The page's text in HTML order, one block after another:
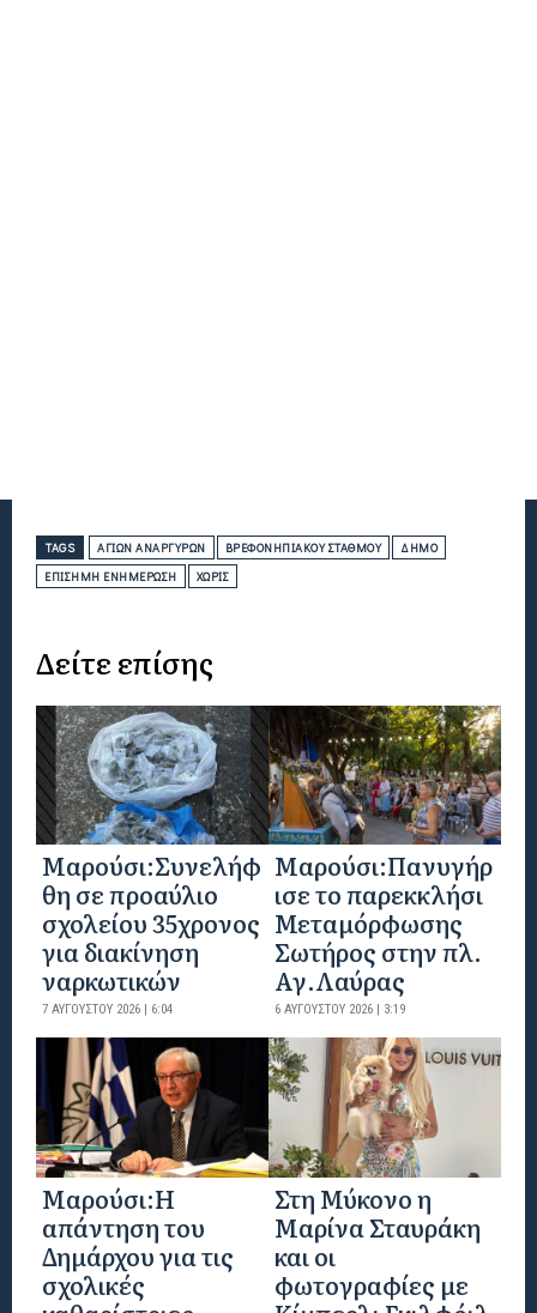
TAGS ΑΓΊΩΝ ΑΝΑΡΓΎΡΩΝ ΒΡΕΦΟΝΗΠΙΑΚΟΎ ΣΤΑΘΜΟΎ
ΔΉΜΟ
ΕΠΊΣΗΜΗ ΕΝΗΜΈΡΩΣΗ
ΧΩΡΊΣ
Δείτε επίσης
Μαρούσι:Συνελήφ
θη σε προαύλιο
σχολείου 35χρονος
για διακίνηση
ναρκωτικών
7 ΑΥΓΟΎΣΤΟΥ 2026 | 6:04
Μαρούσι:Πανυγήρ
ισε το παρεκκλήσι
Μεταμόρφωσης
Σωτήρος στην πλ.
Αγ.Λαύρας
6 ΑΥΓΟΎΣΤΟΥ 2026 | 3:19
Μαρούσι:Η
απάντηση του
Δημάρχου για τις
σχολικές
Στη Μύκονο η
Μαρίνα Σταυράκη
και οι
φωτογραφίες με